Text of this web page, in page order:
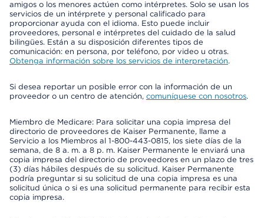
amigos o los menores actúen como intérpretes. Solo se usan los
servicios de un intérprete y personal calificado para
proporcionar ayuda con el idioma. Esto puede incluir
proveedores, personal e intérpretes del cuidado de la salud
bilingües. Están a su disposición diferentes tipos de
comunicación: en persona, por teléfono, por video u otras.
Obtenga información sobre los servicios de interpretación.
Si desea reportar un posible error con la información de un
proveedor o un centro de atención, comuníquese con nosotros.
Miembro de Medicare: Para solicitar una copia impresa del
directorio de proveedores de Kaiser Permanente, llame a
Servicio a los Miembros al 1-800-443-0815, los siete días de la
semana, de 8 a. m. a 8 p. m. Kaiser Permanente le enviará una
copia impresa del directorio de proveedores en un plazo de tres
(3) días hábiles después de su solicitud. Kaiser Permanente
podría preguntar si su solicitud de una copia impresa es una
solicitud única o si es una solicitud permanente para recibir esta
copia impresa.